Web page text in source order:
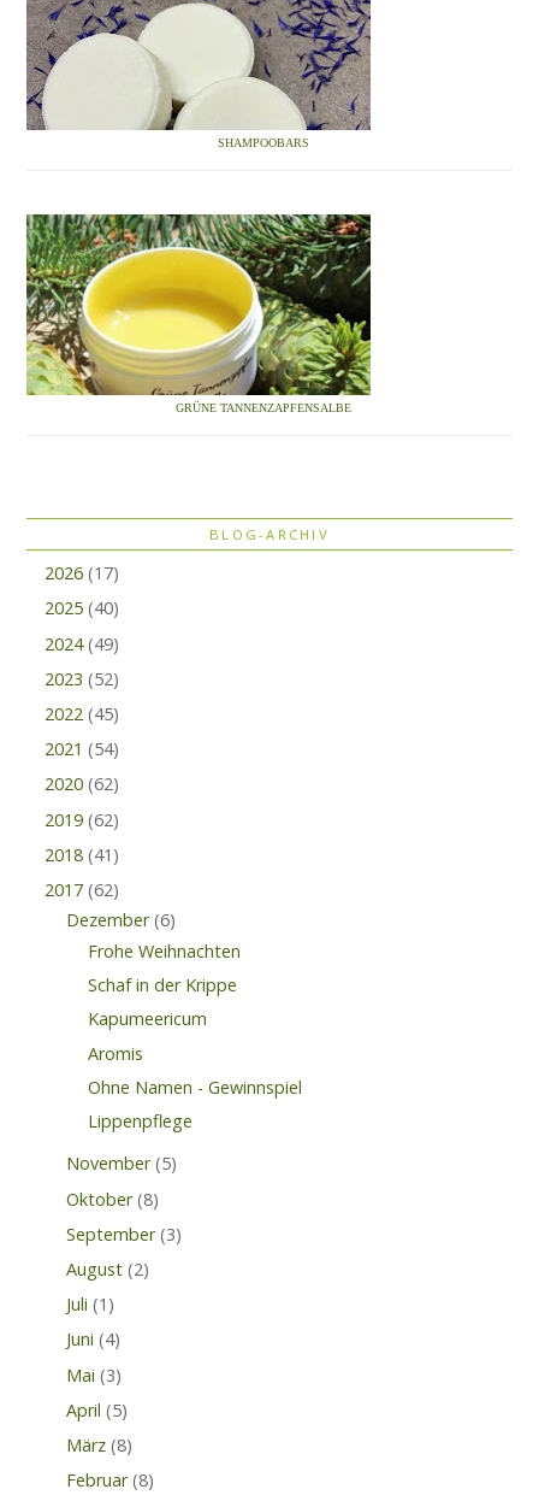
SHAMPOOBARS
GRÜNE TANNENZAPFENSALBE
BLOG-ARCHIV
2026 (17)
2025 (40)
2024 (49)
2023 (52)
2022 (45)
2021 (54)
2020 (62)
2019 (62)
2018 (41)
2017 (62)
Dezember (6)
Frohe Weihnachten
Schaf in der Krippe
Kapumeericum
Aromis
Ohne Namen - Gewinnspiel
Lippenpflege
November (5)
Oktober (8)
September (3)
August (2)
Juli (1)
Juni (4)
Mai (3)
April (5)
März (8)
Februar (8)